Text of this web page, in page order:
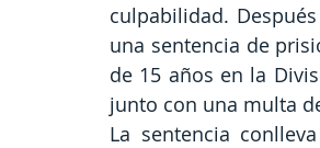
culpabilidad.
una sentencia de
de 15 años en la
junto con una multa
La sentencia